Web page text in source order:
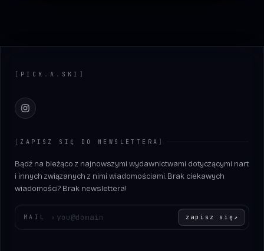
PICK . A . SKI
Instagram
ZAPISZ SIĘ DO NEWSLETTERA
Bądź na bieżąco z najnowszymi wydawnictwami dotyczącymi nart
i innych związanych z nimi wiadomościami. Brak ciekawych
wiadomości? Brak newslettera!
MAIL › zapisz się ↗